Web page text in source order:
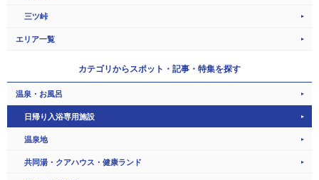
三ツ峠
エリア一覧
カテゴリからスポット・記事・特集を探す
温泉・お風呂
日帰り入浴専用施設
温泉地
共同湯・クアハウス・健康ランド